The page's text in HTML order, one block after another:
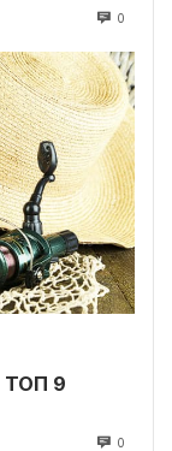
0
ТОП 9
0